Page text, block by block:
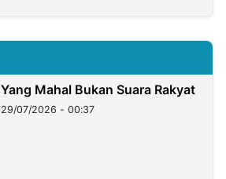
Yang Mahal Bukan Suara Rakyat
29/07/2026 - 00:37